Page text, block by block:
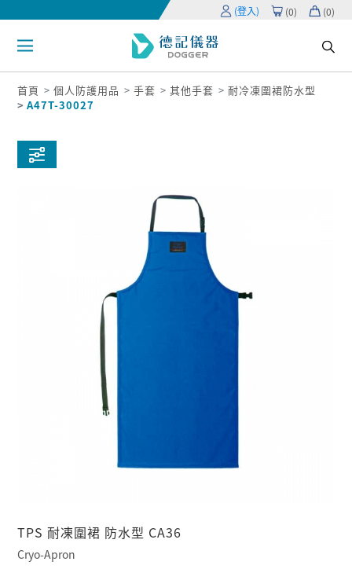
(登入) (0) (0)
首頁 個人防護用品 手套 其他手套
耐冷凍圍裙防水型
A47T-30027
TPS 耐凍圍裙 防水型 CA36
Cryo-Apron